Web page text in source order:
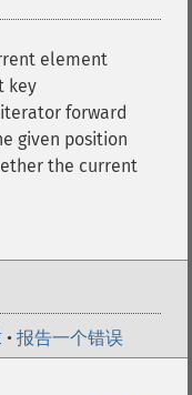
element
key
forward
given position
the current
• 报告一个错误